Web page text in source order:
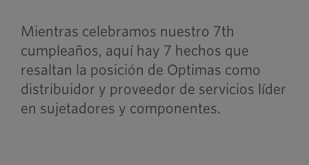
Mientras celebramos nuestro 7th
cumpleaños, aquí hay 7 hechos que
resaltan la posición de Optimas como
distribuidor y proveedor de servicios líder
en sujetadores y componentes.